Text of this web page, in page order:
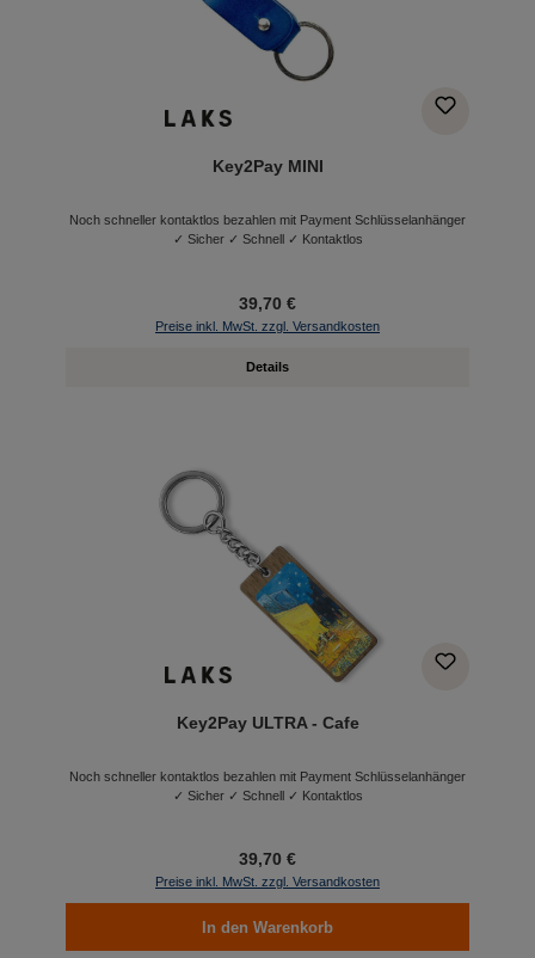
Key2Pay MINI
Noch schneller kontaktlos bezahlen mit Payment Schlüsselanhänger
✓ Sicher ✓ Schnell ✓ Kontaktlos
39,70 €
Preise inkl. MwSt. zzgl. Versandkosten
Details
Key2Pay ULTRA - Cafe
Noch schneller kontaktlos bezahlen mit Payment Schlüsselanhänger
✓ Sicher ✓ Schnell ✓ Kontaktlos
39,70 €
Preise inkl. MwSt. zzgl. Versandkosten
In den Warenkorb